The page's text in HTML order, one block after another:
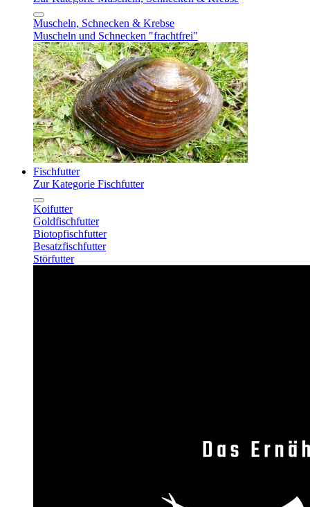
Muscheln, Schnecken & Krebse
Muscheln und Schnecken "frachtfrei"
Fischfutter
Zur Kategorie Fischfutter
Koifutter
Goldfischfutter
Biotopfischfutter
Besatzfischfutter
Störfutter